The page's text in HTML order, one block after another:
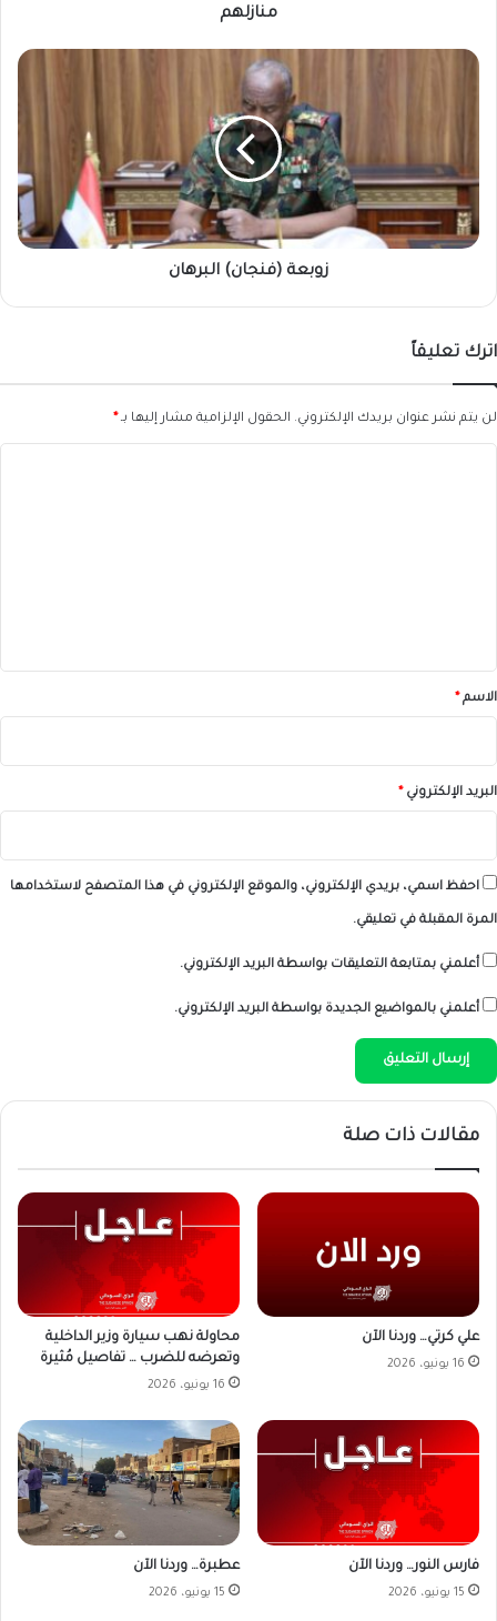
منازلهم
زوبعة
زوبعة (فنجان) البرهان
اترك تعليقاً
لن يتم نشر عنوان بريدك الإلكتروني. الحقول الإلزامية مشار إليها بـ*
*الاسم*
البريد الإلكتروني*
احفظ اسمي، بريدي الإلكتروني، والموقع الإلكتروني في هذا المتصفح لاستخدامها
المرة المقبلة في تعليقي.
أعلمني بمتابعة التعليقات بواسطة البريد الإلكتروني.
أعلمني بالمواضيع الجديدة بواسطة البريد الإلكتروني.
مقالات ذات صلة
علي كرتي… وردنا الآن
16 يونيو، 2026
محاولة نهب سيارة وزير الداخلية
وتعرضه للضرب … تفاصيل مُثيرة
16 يونيو، 2026
فارس النور… وردنا الآن
15 يونيو، 2026
عطبرة… وردنا الآن
15 يونيو، 2026